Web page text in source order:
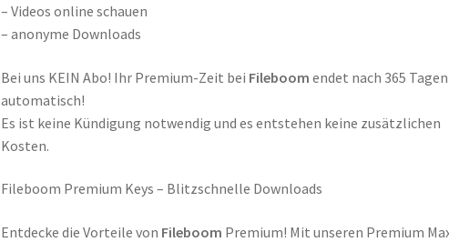
– Videos online schauen
– anonyme Downloads
Bei uns KEIN Abo! Ihr Premium-Zeit bei Fileboom endet nach 365 Tagen
automatisch!
Es ist keine Kündigung notwendig und es entstehen keine zusätzlichen
Kosten.
Fileboom Premium Keys – Blitzschnelle Downloads
Entdecke die Vorteile von Fileboom Premium! Mit unseren Premium